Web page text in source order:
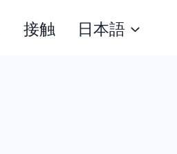
接触 日本語